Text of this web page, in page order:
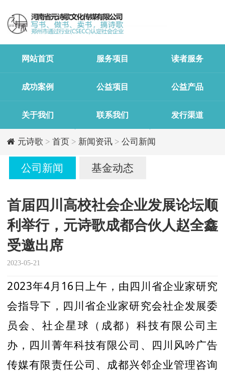
网站首页 服务项目 读者服务
成功案例 公益项目 公益产品
关于我们 联系我们 发行渠道
元诗歌 > 首页 > 新闻资讯 > 公司新闻
公司新闻 基金动态
首届四川高校社会企业发展论坛顺
利举行，元诗歌成都合伙人赵全鑫
受邀出席
2023-05-21
2023年4月16日上午，由四川省企业家研究
会指导下，四川省企业家研究会社企发展委
员会、社企星球（成都）科技有限公司主
办，四川菁年科技有限公司、四川风吟广告
传媒有限责任公司、成都兴邻企业管理咨询